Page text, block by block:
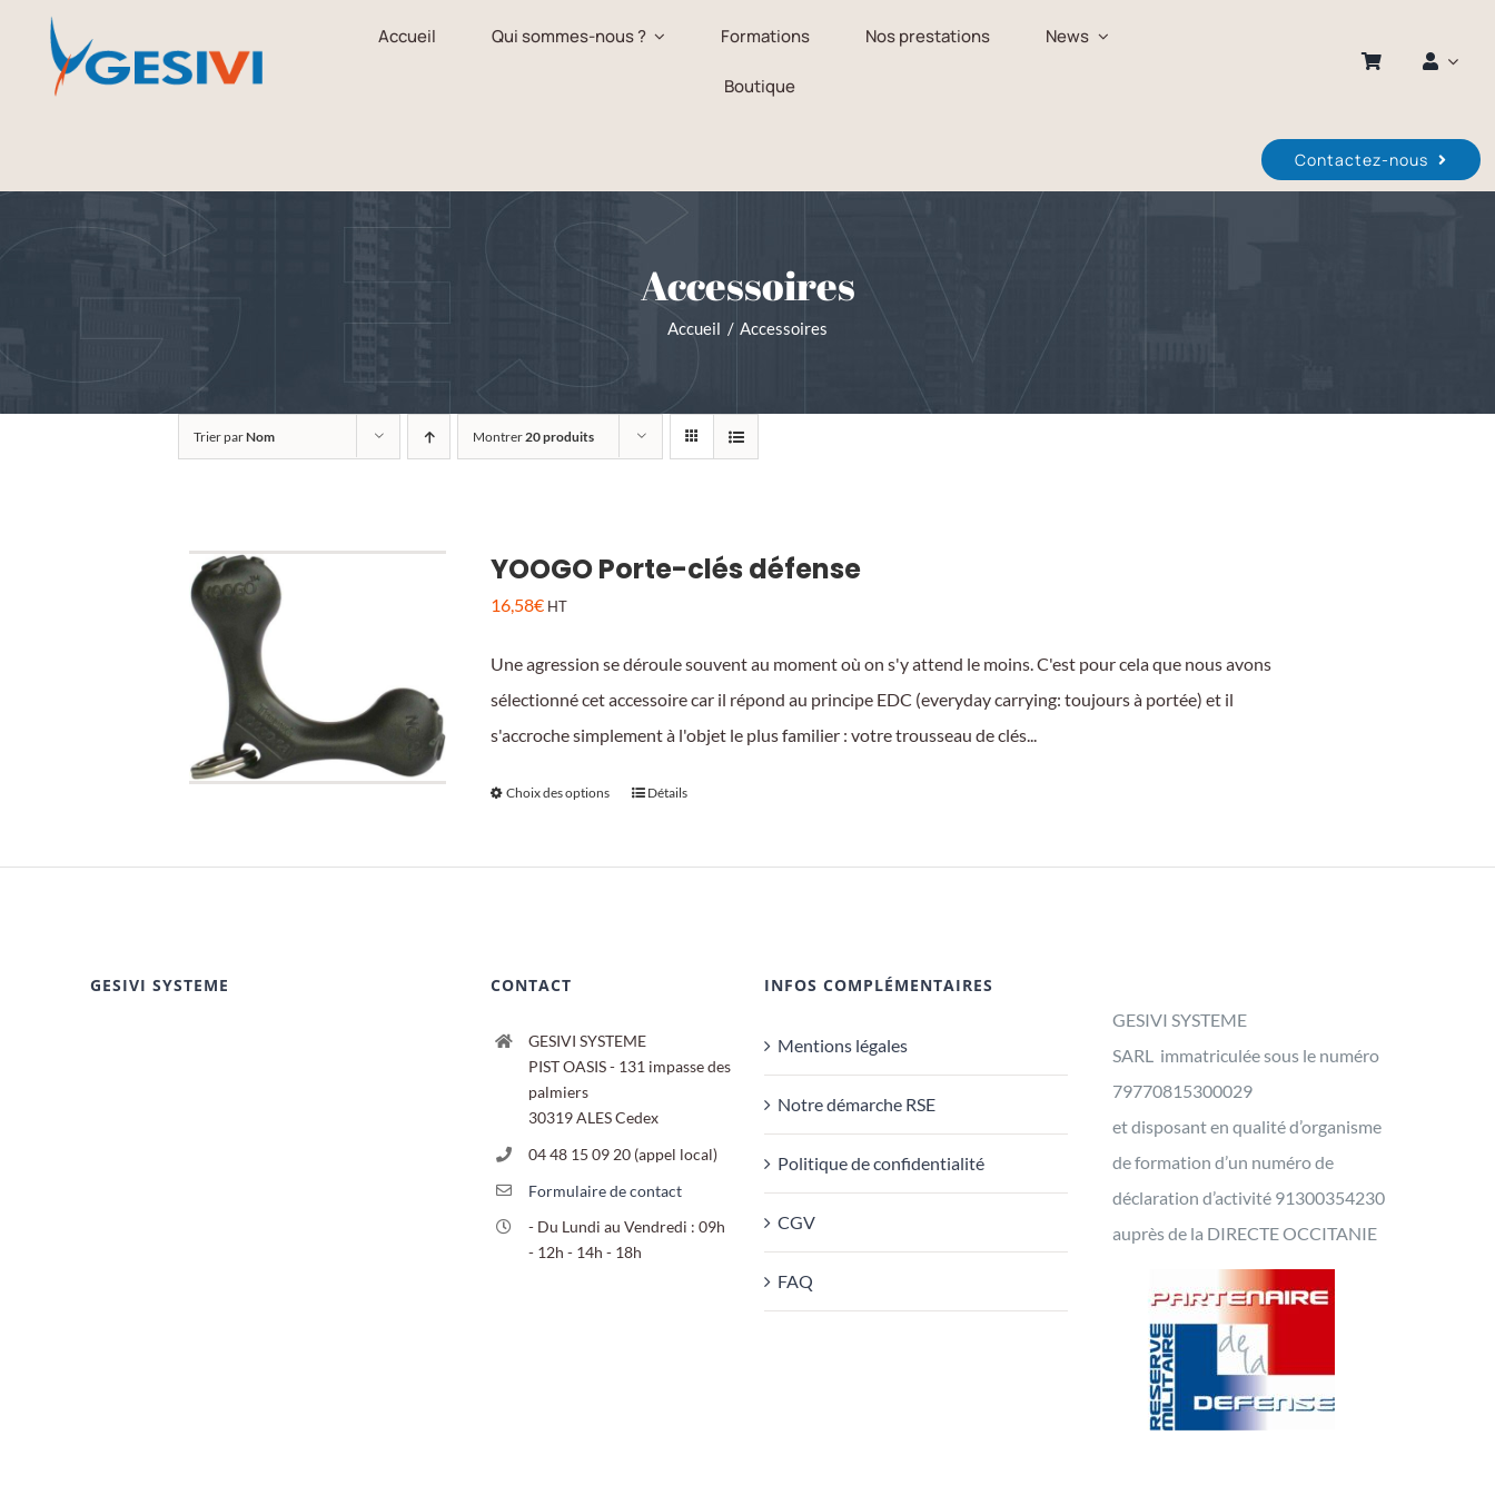
contenu
Accueil Qui sommes-nous ? Formations Nos prestations News
Boutique
Contactez-nous
Accessoires
Accueil Accessoires
Trier parNom Montrer20 produits
YOOGO Porte-clés défense
16,58€ HT
Une agression se déroule souvent au moment où on s'y attend le moins. C'est pour cela que nous avons
sélectionné cet accessoire car il répond au principe EDC (everyday carrying: toujours à portée) et il
s'accroche simplement à l'objet le plus familier : votre trousseau de clés...
Choix des options
Ce
a
peuvent
être
choisies
sur
page
du
Détails
GESIVI SYSTEME CONTACT
GESIVI SYSTEME
PIST OASIS - 131 impasse des
palmiers
30319 ALES Cedex
04 48 15 09 20 (appel local)
Formulaire de contact
- Du Lundi au Vendredi : 09h
- 12h - 14h - 18h
INFOS COMPLÉMENTAIRES
Mentions légales
Notre démarche RSE
Politique de confidentialité
CGV
FAQ
GESIVI SYSTEME
SARL immatriculée sous le numéro
79770815300029
et disposant en qualité d’organisme
de formation d’un numéro de
déclaration d’activité 91300354230
auprès de la DIRECTE OCCITANIE